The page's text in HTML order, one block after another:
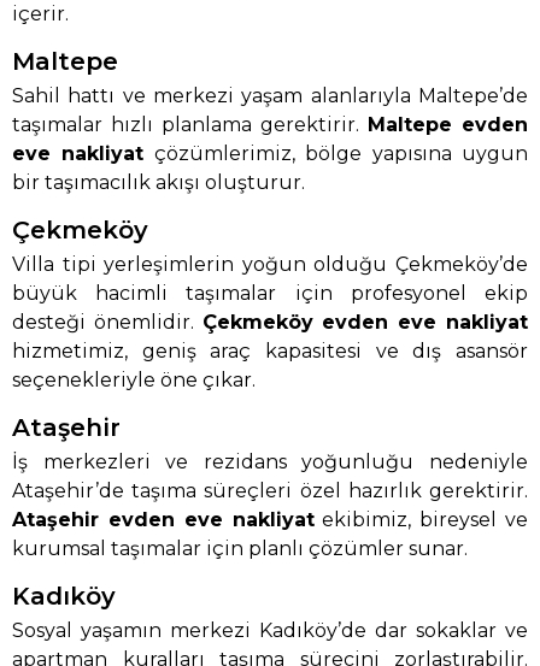
içerir.
Maltepe
Sahil hattı ve merkezi yaşam alanlarıyla Maltepe’de
taşımalar hızlı planlama gerektirir. Maltepe evden
eve nakliyat çözümlerimiz, bölge yapısına uygun
bir taşımacılık akışı oluşturur.
Çekmeköy
Villa tipi yerleşimlerin yoğun olduğu Çekmeköy’de
büyük hacimli taşımalar için profesyonel ekip
desteği önemlidir. Çekmeköy evden eve nakliyat
hizmetimiz, geniş araç kapasitesi ve dış asansör
seçenekleriyle öne çıkar.
Ataşehir
İş merkezleri ve rezidans yoğunluğu nedeniyle
Ataşehir’de taşıma süreçleri özel hazırlık gerektirir.
Ataşehir evden eve nakliyatekibimiz, bireysel ve
kurumsal taşımalar için planlı çözümler sunar.
Kadıköy
Sosyal yaşamın merkezi Kadıköy’de dar sokaklar ve
apartman kuralları taşıma sürecini zorlaştırabilir.